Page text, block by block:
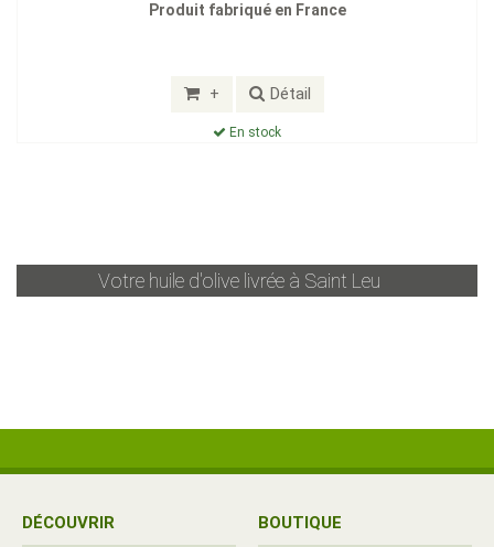
Produit fabriqué en France
+ Détail
En stock
Votre huile d'olive livrée à Saint Leu
DÉCOUVRIR BOUTIQUE